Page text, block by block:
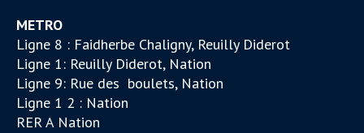
METRO
Ligne 8 : Faidherbe Chaligny, Reuilly Diderot
Ligne 1: Reuilly Diderot, Nation
Ligne 9: Rue des boulets, Nation
Ligne 1 2 : Nation
RER A Nation